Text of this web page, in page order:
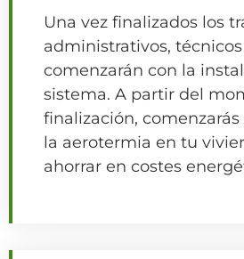
Una vez finalizados los
administrativos,
comenzarán con la
sistema. A partir del
finalización,
la aerotermia en tu
ahorrar en costes